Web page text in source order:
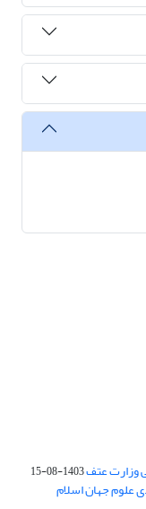
وزارت عتف1403-08-15
علوم جهان اسلام